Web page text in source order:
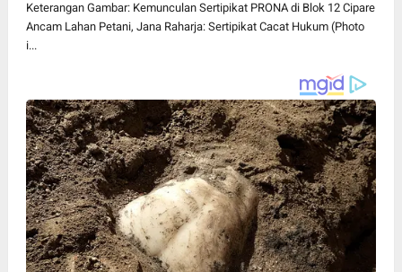
Keterangan Gambar: Kemunculan Sertipikat PRONA di Blok 12 Cipare
Ancam Lahan Petani, Jana Raharja: Sertipikat Cacat Hukum (Photo
i...